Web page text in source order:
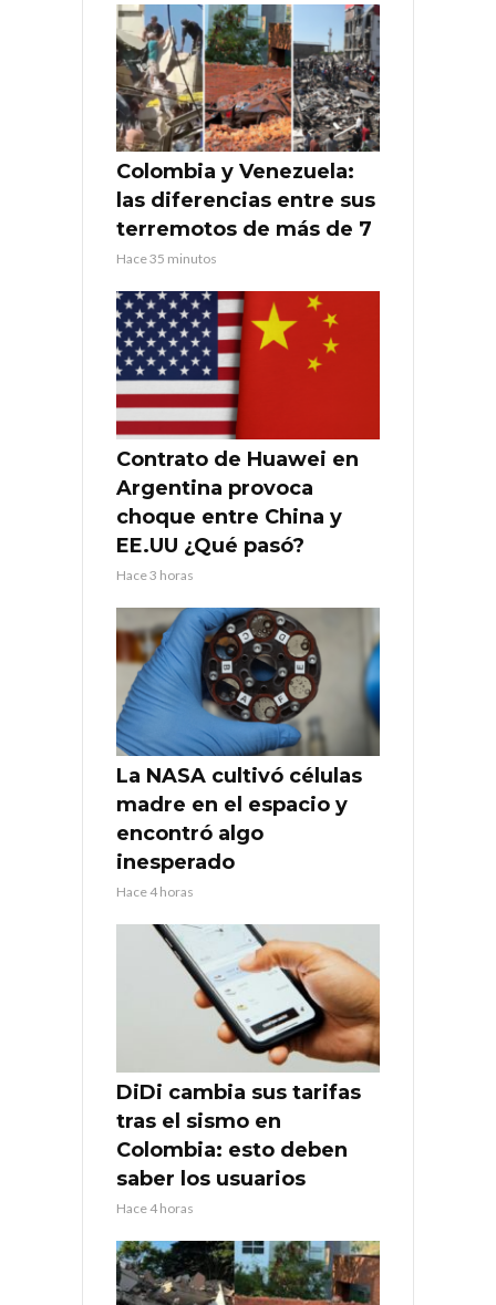
Colombia y Venezuela:
las diferencias entre sus
terremotos de más de 7
Hace 35 minutos
Contrato de Huawei en
Argentina provoca
choque entre China y
EE.UU ¿Qué pasó?
Hace 3 horas
La NASA cultivó células
madre en el espacio y
encontró algo
inesperado
Hace 4 horas
DiDi cambia sus tarifas
tras el sismo en
Colombia: esto deben
saber los usuarios
Hace 4 horas